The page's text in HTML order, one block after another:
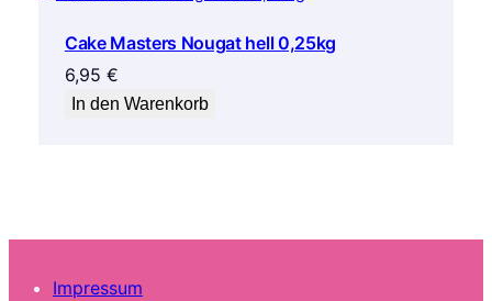
Cake Masters Nougat hell 0,25kg
6,95 €
In den Warenkorb
Impressum